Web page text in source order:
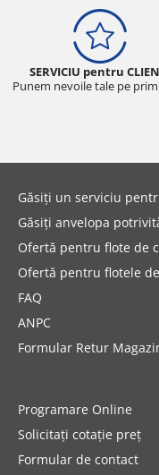
SERVICIU pentru
Punem nevoile tale pe
Găsiți un serviciu
Găsiți anvelopa
Ofertă pentru flote de
Ofertă pentru flotele
FAQ
ANPC
Formular Retur
Programare Online
Solicitați cotație preț
Formular de contact